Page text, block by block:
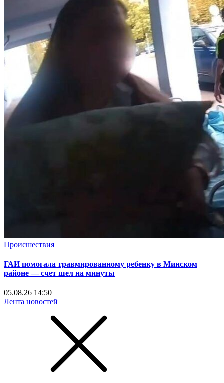
Происшествия
ГАИ помогала травмированному ребенку в Минском
районе — счет шел на минуты
05.08.26 14:50
Лента новостей